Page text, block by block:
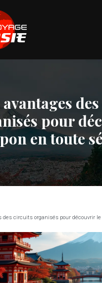
avantages
pour
en toute
des circuits organisés pour découvrir